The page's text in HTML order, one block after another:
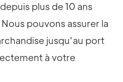
plus de 10 ans
pouvons assurer la
jusqu’au port
à votre